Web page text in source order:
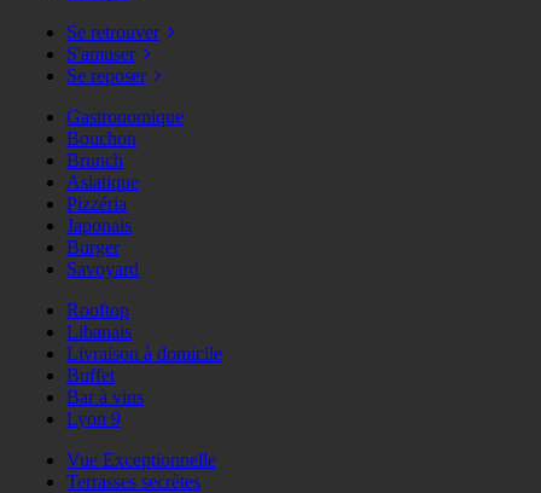
Se retrouver
S'amuser
Se reposer
Gastronomique
Bouchon
Brunch
Asiatique
Pizzéria
Japonais
Burger
Savoyard
Rooftop
Libanais
Livraison à domicile
Buffet
Bar à vins
Lyon 9
Vue Exceptionnelle
Terrasses secrètes